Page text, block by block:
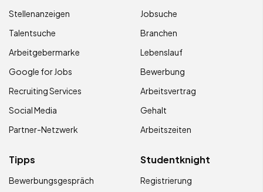
Stellenanzeigen
Talentsuche
Arbeitgebermarke
Google for Jobs
Recruiting Services
Social Media
Partner-Netzwerk
Jobsuche
Branchen
Lebenslauf
Bewerbung
Arbeitsvertrag
Gehalt
Arbeitszeiten
Tipps
Bewerbungsgespräch
Studentknight
Registrierung